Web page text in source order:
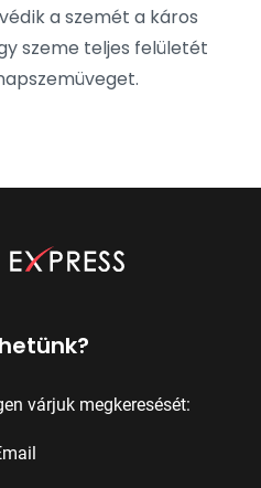
a szemét a káros
szeme teljes felületét
várjuk megkeresését: